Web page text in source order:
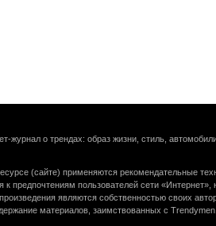
журнал о трендах: образ жизни, стиль,
(сайте) применяются рекомендательные
к предпочтениям пользователей сети
являются собственностью своих
материалов, заимствованных с